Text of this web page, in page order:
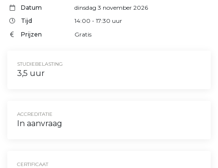
Datum
dinsdag 3 november 2026
Tijd
14:00 - 17:30 uur
Prijzen
Gratis
STUDIEBELASTING
3,5 uur
ACCREDITATIE
In aanvraag
CERTIFICAAT